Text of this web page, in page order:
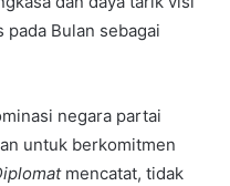
pada Bulan sebagai
negara partai
untuk berkomitmen
mencatat, tidak